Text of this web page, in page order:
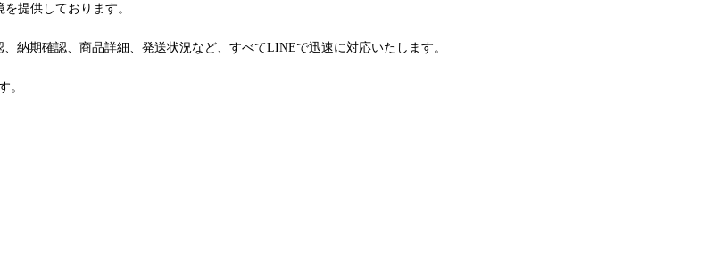
提供しております。
納期確認、商品詳細、発送状況など、すべてLINEで迅速に対応いたします。
。